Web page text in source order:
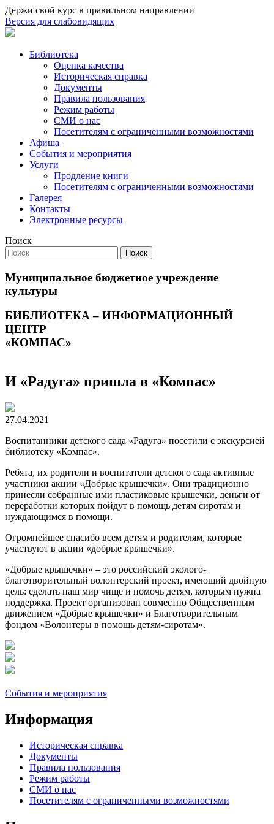
Держи свой курс в правильном направлении
Версия для слабовидящих
Библиотека
Оценка качества
Историческая справка
Документы
Правила пользования
Режим работы
СМИ о нас
Посетителям с ограниченными возможностями
Афиша
События и мероприятия
Услуги
Продление книги
Посетителям с ограниченными возможностями
Галерея
Контакты
Электронные ресурсы
Поиск
Поиск
Муниципальное бюджетное учреждение
культуры
БИБЛИОТЕКА – ИНФОРМАЦИОННЫЙ
ЦЕНТР
«КОМПАС»
И «Радуга» пришла в «Компас»
27.04.2021
Воспитанники детского сада «Радуга» посетили с экскурсией
библиотеку «Компас».
Ребята, их родители и воспитатели детского сада активные
участники акции «Добрые крышечки». Они традиционно
принесли собранные ими пластиковые крышечки, деньги от
переработки которых пойдут в помощь детям сиротам и
нуждающимся в помощи.
Огромнейшее спасибо всем детям и родителям, которые
участвуют в акции «добрые крышечки».
«Добрые крышечки» – это российский эколого-
благотворительный волонтерский проект, имеющий двойную
цель: сделать наш мир чище и помочь детям, которым нужна
поддержка. Проект организован совместно Общественным
движением «Добрые крышечки» и Благотворительным
фондом «Волонтеры в помощь детям-сиротам».
События и мероприятия
Информация
Историческая справка
Документы
Правила пользования
Режим работы
СМИ о нас
Посетителям с ограниченными возможностями